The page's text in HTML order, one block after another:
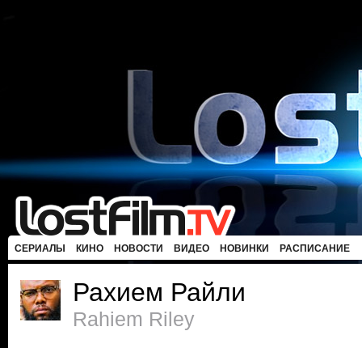
СЕРИАЛЫ КИНО НОВОСТИ ВИДЕО НОВИНКИ РАСПИСАНИЕ
Рахием Райли
Rahiem Riley